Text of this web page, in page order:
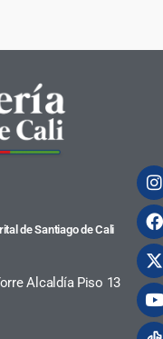
de Santiago de Cali
Alcaldía Piso 13